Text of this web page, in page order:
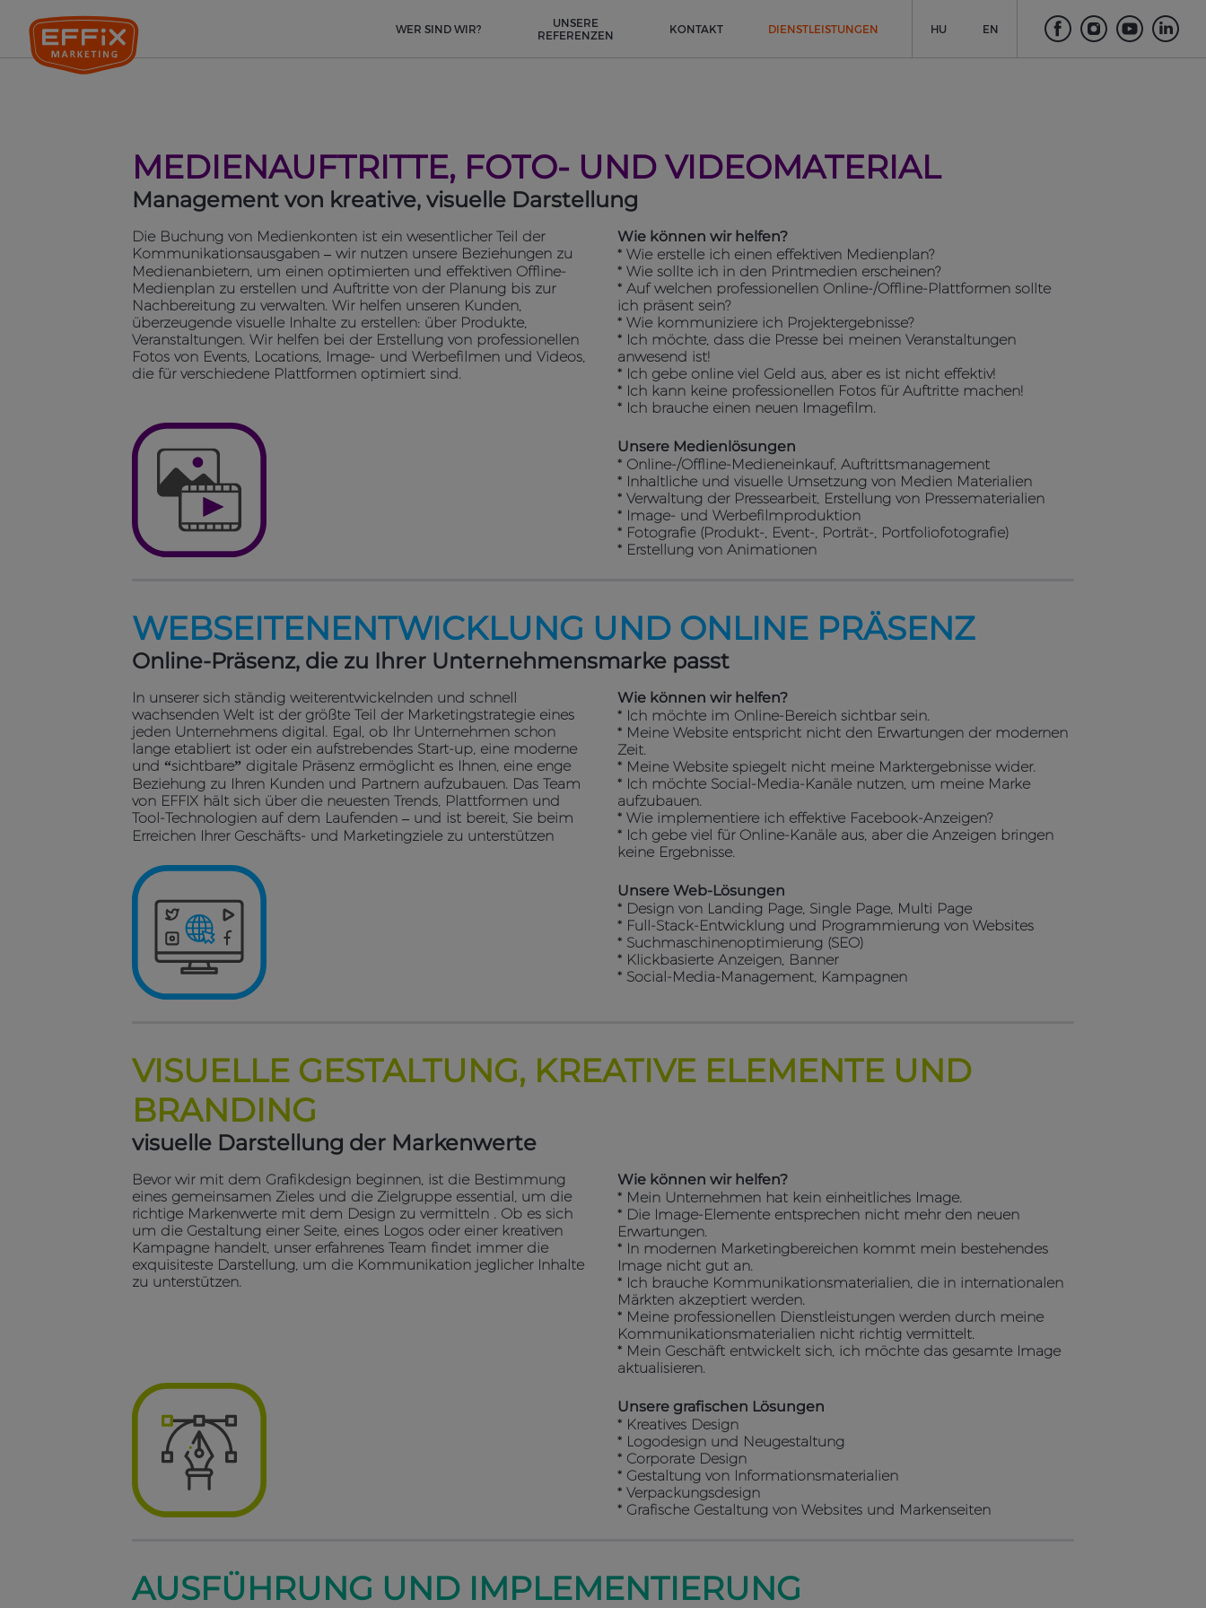
WER SIND WIR?
UNSERE
REFERENZEN
KONTAKT DIENSTLEISTUNGEN HU EN
MEDIENAUFTRITTE, FOTO- UND VIDEOMATERIAL
Management von kreative, visuelle Darstellung
Die Buchung von Medienkonten ist ein wesentlicher Teil der
Kommunikationsausgaben – wir nutzen unsere Beziehungen zu
Medienanbietern, um einen optimierten und effektiven Offline-
Medienplan zu erstellen und Auftritte von der Planung bis zur
Nachbereitung zu verwalten. Wir helfen unseren Kunden,
überzeugende visuelle Inhalte zu erstellen: über Produkte,
Veranstaltungen. Wir helfen bei der Erstellung von professionellen
Fotos von Events, Locations, Image- und Werbefilmen und Videos,
die für verschiedene Plattformen optimiert sind.
Wie können wir helfen?
* Wie erstelle ich einen effektiven Medienplan?
* Wie sollte ich in den Printmedien erscheinen?
* Auf welchen professionellen Online-/Offline-Plattformen sollte
ich präsent sein?
* Wie kommuniziere ich Projektergebnisse?
* Ich möchte, dass die Presse bei meinen Veranstaltungen
anwesend ist!
* Ich gebe online viel Geld aus, aber es ist nicht effektiv!
* Ich kann keine professionellen Fotos für Auftritte machen!
* Ich brauche einen neuen Imagefilm.
Unsere Medienlösungen
* Online-/Offline-Medieneinkauf, Auftrittsmanagement
* Inhaltliche und visuelle Umsetzung von Medien Materialien
* Verwaltung der Pressearbeit, Erstellung von Pressematerialien
* Image- und Werbefilmproduktion
* Fotografie (Produkt-, Event-, Porträt-, Portfoliofotografie)
* Erstellung von Animationen
WEBSEITENENTWICKLUNG UND ONLINE PRÄSENZ
Online-Präsenz, die zu Ihrer Unternehmensmarke passt
In unserer sich ständig weiterentwickelnden und schnell
wachsenden Welt ist der größte Teil der Marketingstrategie eines
jeden Unternehmens digital. Egal, ob Ihr Unternehmen schon
lange etabliert ist oder ein aufstrebendes Start-up, eine moderne
und “sichtbare” digitale Präsenz ermöglicht es Ihnen, eine enge
Beziehung zu Ihren Kunden und Partnern aufzubauen. Das Team
von EFFIX hält sich über die neuesten Trends, Plattformen und
Tool-Technologien auf dem Laufenden – und ist bereit, Sie beim
Erreichen Ihrer Geschäfts- und Marketingziele zu unterstützen
Wie können wir helfen?
* Ich möchte im Online-Bereich sichtbar sein.
* Meine Website entspricht nicht den Erwartungen der modernen
Zeit.
* Meine Website spiegelt nicht meine Marktergebnisse wider.
* Ich möchte Social-Media-Kanäle nutzen, um meine Marke
aufzubauen.
* Wie implementiere ich effektive Facebook-Anzeigen?
* Ich gebe viel für Online-Kanäle aus, aber die Anzeigen bringen
keine Ergebnisse.
Unsere Web-Lösungen
* Design von Landing Page, Single Page, Multi Page
* Full-Stack-Entwicklung und Programmierung von Websites
* Suchmaschinenoptimierung (SEO)
* Klickbasierte Anzeigen, Banner
* Social-Media-Management, Kampagnen
VISUELLE GESTALTUNG, KREATIVE ELEMENTE UND
BRANDING
visuelle Darstellung der Markenwerte
Bevor wir mit dem Grafikdesign beginnen, ist die Bestimmung
eines gemeinsamen Zieles und die Zielgruppe essential, um die
richtige Markenwerte mit dem Design zu vermitteln . Ob es sich
um die Gestaltung einer Seite, eines Logos oder einer kreativen
Kampagne handelt, unser erfahrenes Team findet immer die
exquisiteste Darstellung, um die Kommunikation jeglicher Inhalte
zu unterstützen.
Wie können wir helfen?
* Mein Unternehmen hat kein einheitliches Image.
* Die Image-Elemente entsprechen nicht mehr den neuen
Erwartungen.
* In modernen Marketingbereichen kommt mein bestehendes
Image nicht gut an.
* Ich brauche Kommunikationsmaterialien, die in internationalen
Märkten akzeptiert werden.
* Meine professionellen Dienstleistungen werden durch meine
Kommunikationsmaterialien nicht richtig vermittelt.
* Mein Geschäft entwickelt sich, ich möchte das gesamte Image
aktualisieren.
Unsere grafischen Lösungen
* Kreatives Design
* Logodesign und Neugestaltung
* Corporate Design
* Gestaltung von Informationsmaterialien
* Verpackungsdesign
* Grafische Gestaltung von Websites und Markenseiten
AUSFÜHRUNG UND IMPLEMENTIERUNG